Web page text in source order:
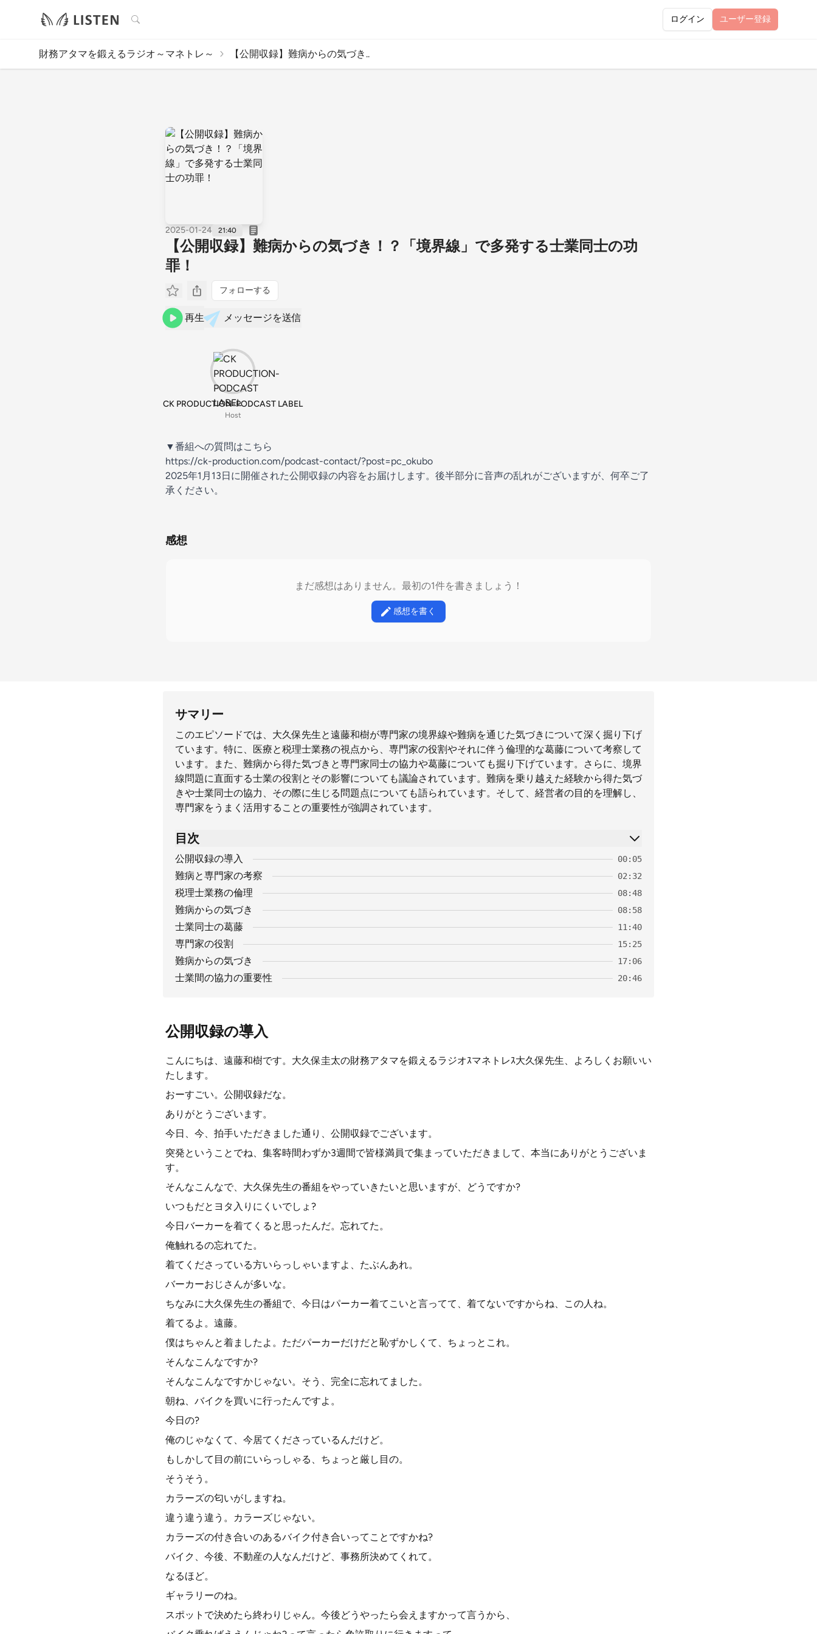
検索 ログイン ユーザー登録
財務アタマを鍛えるラジオ～マネトレ～ 【公開収録】難病からの気づき..
2025-01-24 21:40
【公開収録】難病からの気づき！？「境界線」で多発する士業同士の功
罪！
フォローする
再生 メッセージを送信
CK PRODUCTION-PODCAST LABEL
Host
▼番組への質問はこちら
https://ck-production.com/podcast-contact/?post=pc_okubo
2025年1月13日に開催された公開収録の内容をお届けします。後半部分に音声の乱れがございますが、何卒ご了
承ください。
感想
まだ感想はありません。最初の1件を書きましょう！
感想を書く
サマリー
このエピソードでは、大久保先生と遠藤和樹が専門家の境界線や難病を通じた気づきについて深く掘り下げ
ています。特に、医療と税理士業務の視点から、専門家の役割やそれに伴う倫理的な葛藤について考察して
います。また、難病から得た気づきと専門家同士の協力や葛藤についても掘り下げています。さらに、境界
線問題に直面する士業の役割とその影響についても議論されています。難病を乗り越えた経験から得た気づ
きや士業同士の協力、その際に生じる問題点についても語られています。そして、経営者の目的を理解し、
専門家をうまく活用することの重要性が強調されています。
目次
公開収録の導入 00:05
難病と専門家の考察 02:32
税理士業務の倫理 08:48
難病からの気づき 08:58
士業同士の葛藤 11:40
専門家の役割 15:25
難病からの気づき 17:06
士業間の協力の重要性 20:46
公開収録の導入
こんにちは、遠藤和樹です。大久保圭太の財務アタマを鍛えるラジオｽマネトレｽ大久保先生、よろしくお願いい
たします。
おーすごい。公開収録だな。
ありがとうございます。
今日、今、拍手いただきました通り、公開収録でございます。
突発ということでね、集客時間わずか3週間で皆様満員で集まっていただきまして、本当にありがとうございま
す。
そんなこんなで、大久保先生の番組をやっていきたいと思いますが、どうですか?
いつもだとヨタ入りにくいでしょ?
今日バーカーを着てくると思ったんだ。忘れてた。
俺触れるの忘れてた。
着てくださっている方いらっしゃいますよ、たぶんあれ。
バーカーおじさんが多いな。
ちなみに大久保先生の番組で、今日はパーカー着てこいと言ってて、着てないですからね、この人ね。
着てるよ。遠藤。
僕はちゃんと着ましたよ。ただパーカーだけだと恥ずかしくて、ちょっとこれ。
そんなこんなですか?
そんなこんなですかじゃない。そう、完全に忘れてました。
朝ね、バイクを買いに行ったんですよ。
今日の?
俺のじゃなくて、今居てくださっているんだけど。
もしかして目の前にいらっしゃる、ちょっと厳し目の。
そうそう。
カラーズの匂いがしますね。
違う違う違う。カラーズじゃない。
カラーズの付き合いのあるバイク付き合いってことですかね?
バイク、今後、不動産の人なんだけど、事務所決めてくれて。
なるほど。
ギャラリーのね。
スポットで決めたら終わりじゃん。今後どうやったら会えますかって言うから、